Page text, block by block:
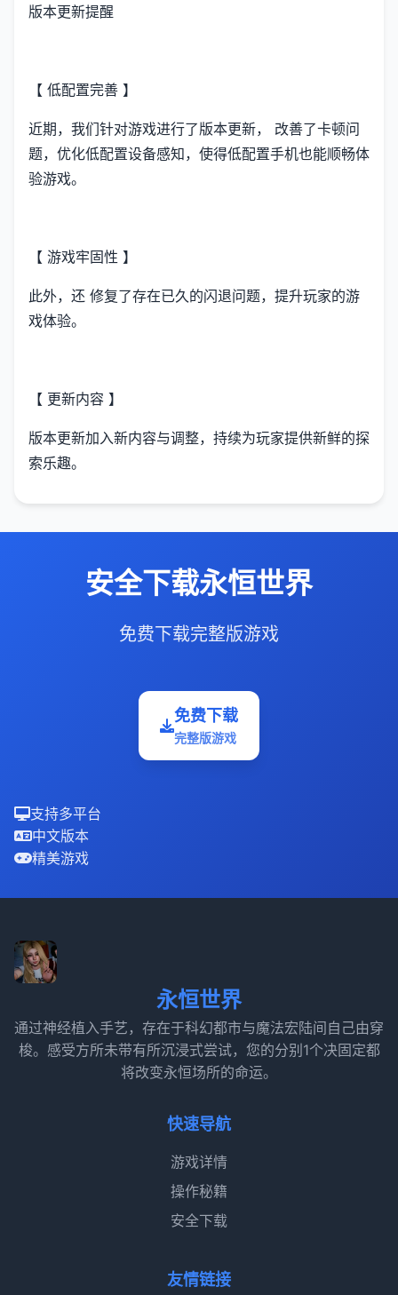
版本更新提醒
【 低配置完善 】
近期，我们针对游戏进行了版本更新， 改善了卡顿问
题，优化低配置设备感知，使得低配置手机也能顺畅体
验游戏。
【 游戏牢固性 】
此外，还 修复了存在已久的闪退问题，提升玩家的游
戏体验。
【 更新内容 】
版本更新加入新内容与调整，持续为玩家提供新鲜的探
索乐趣。
安全下载永恒世界
免费下载完整版游戏
免费下载
完整版游戏
支持多平台
中文版本
精美游戏
永恒世界
通过神经植入手艺，存在于科幻都市与魔法宏陆间自己由穿
梭。感受方所未带有所沉浸式尝试，您的分别1个决固定都
将改变永恒场所的命运。
快速导航
游戏详情
操作秘籍
安全下载
友情链接